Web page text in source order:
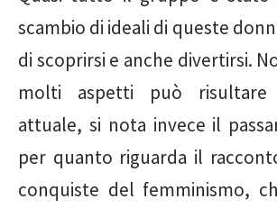
scambio di ideali di queste
di scoprirsi e anche divertirsi.
molti aspetti può
attuale, si nota invece il
per quanto riguarda il
conquiste del femminismo,